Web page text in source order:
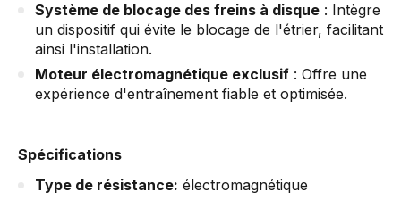
Système de blocage des freins à disque : Intègre
un dispositif qui évite le blocage de l'étrier, facilitant
ainsi l'installation.
Moteur électromagnétique exclusif : Offre une
expérience d'entraînement fiable et optimisée.
Spécifications
Type de résistance: électromagnétique